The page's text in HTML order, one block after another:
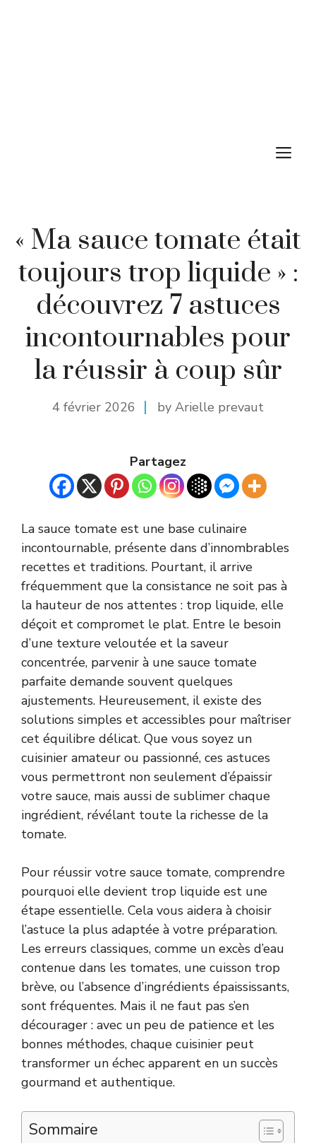
« Ma sauce tomate était
toujours trop liquide » :
découvrez 7 astuces
incontournables pour
la réussir à coup sûr
4 février 2026 by Arielle prevaut
Partagez
La sauce tomate est une base culinaire
incontournable, présente dans d’innombrables
recettes et traditions. Pourtant, il arrive
fréquemment que la consistance ne soit pas à
la hauteur de nos attentes : trop liquide, elle
déçoit et compromet le plat. Entre le besoin
d’une texture veloutée et la saveur
concentrée, parvenir à une sauce tomate
parfaite demande souvent quelques
ajustements. Heureusement, il existe des
solutions simples et accessibles pour maîtriser
cet équilibre délicat. Que vous soyez un
cuisinier amateur ou passionné, ces astuces
vous permettront non seulement d’épaissir
votre sauce, mais aussi de sublimer chaque
ingrédient, révélant toute la richesse de la
tomate.
Pour réussir votre sauce tomate, comprendre
pourquoi elle devient trop liquide est une
étape essentielle. Cela vous aidera à choisir
l’astuce la plus adaptée à votre préparation.
Les erreurs classiques, comme un excès d’eau
contenue dans les tomates, une cuisson trop
brève, ou l’absence d’ingrédients épaississants,
sont fréquentes. Mais il ne faut pas s’en
décourager : avec un peu de patience et les
bonnes méthodes, chaque cuisinier peut
transformer un échec apparent en un succès
gourmand et authentique.
Sommaire